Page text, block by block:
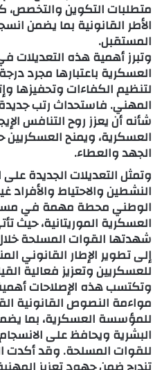
متطلبات التكوين
الأطر القانونية بما يضمن
المستقبل.
وتبرز أهمية هذه التعديلات
العسكرية باعتبارها مجرد درجة
لتنظيم الكفاءات وتحفيزها
المهني. فاستحداث رتب
شأنه أن يعزز روح التنافس
العسكرية، ويمنح العسكريين
الجهد والعطاء.
وتمثل التعديلات الجديدة
النشطين والاحتياط
الوطني محطة مهمة في
العسكرية الموريتانية، حيث
شهدتها القوات المسلحة
إلى تطوير الإطار القانوني
للعسكريين وتعزيز فعالية
وتكتسب هذه الإصلاحات
مواءمة النصوص القانونية
للمؤسسة العسكرية، بما
البشرية ويحافظ على
للقوات المسلحة. وقد أكدت